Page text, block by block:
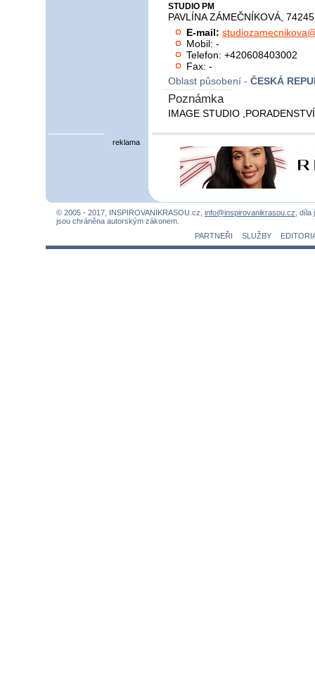
STUDIO PM
PAVLÍNA ZÁMEČNÍKOVÁ,
E-mail:
Mobil: -
Telefon: +420608403002
Fax: -
Oblast působení - ČESKÁ
Poznámka
IMAGE STUDIO ,PORADENSTVÍ
reklama
© 2005 - 2017, INSPIROVANIKRASOU.cz, info@inspirovanikrasou.cz, díla
jsou chráněna autorským zákonem.
PARTNEŘI
SLUŽBY